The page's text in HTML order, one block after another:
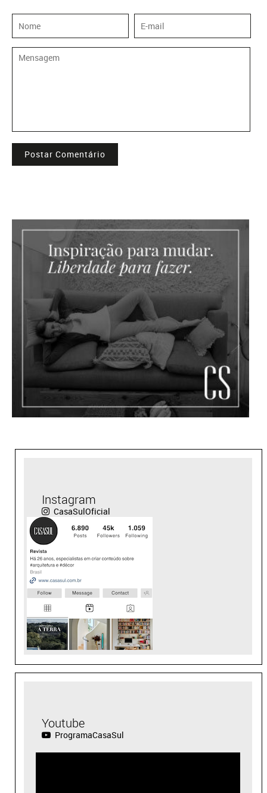
Postar Comentário
Instagram
CasaSulOficial
Youtube
ProgramaCasaSul